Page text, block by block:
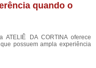
quando o
DA CORTINA oferece
possuem ampla experiência